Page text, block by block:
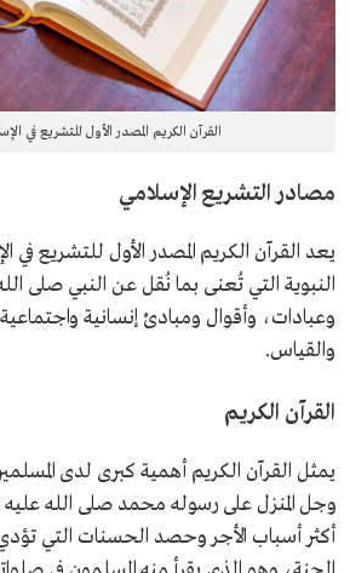
القرآن الكريم المصدر الأول للتشريع في
مصادر التشريع الإسلامي
يعد القرآن الكريم المصدر الأول للتشريع في
النبوية التي تُعنى بما نُقل عن النبي صلى
وعبادات، وأقوال ومبادئ إنسانية
والقياس.
القرآن الكريم
يمثل القرآن الكريم أهمية كبرى لدى
وجل المنزل على رسوله محمد صلى الله
أكثر أسباب الأجر وحصد الحسنات التي